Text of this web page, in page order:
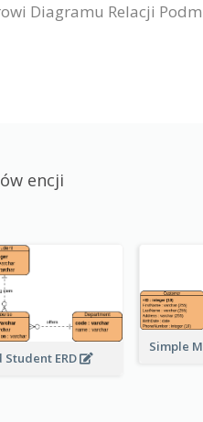
Diagramu Relacji
encji
ERD
Simple